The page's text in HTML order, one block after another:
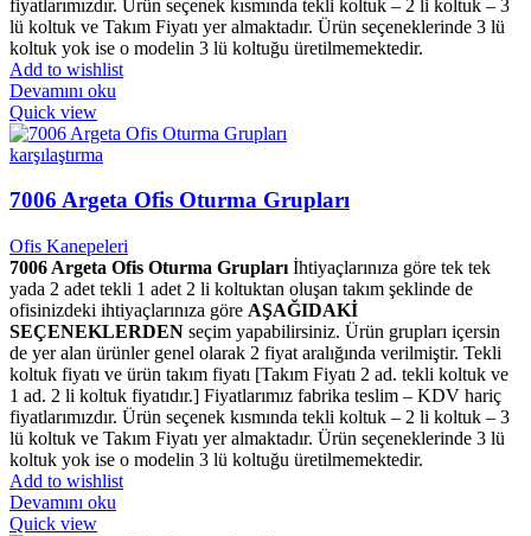
fiyatlarımızdır. Ürün seçenek kısmında tekli koltuk – 2 li koltuk – 3
lü koltuk ve Takım Fiyatı yer almaktadır. Ürün seçeneklerinde 3 lü
koltuk yok ise o modelin 3 lü koltuğu üretilmemektedir.
Add to wishlist
Devamını oku
Quick view
karşılaştırma
7006 Argeta Ofis Oturma Grupları
Ofis Kanepeleri
7006 Argeta Ofis Oturma Grupları İhtiyaçlarınıza göre tek tek
yada 2 adet tekli 1 adet 2 li koltuktan oluşan takım şeklinde de
ofisinizdeki ihtiyaçlarınıza göre AŞAĞIDAKİ
SEÇENEKLERDEN seçim yapabilirsiniz. Ürün grupları içersin
de yer alan ürünler genel olarak 2 fiyat aralığında verilmiştir. Tekli
koltuk fiyatı ve ürün takım fiyatı [Takım Fiyatı 2 ad. tekli koltuk ve
1 ad. 2 li koltuk fiyatıdır.] Fiyatlarımız fabrika teslim – KDV hariç
fiyatlarımızdır. Ürün seçenek kısmında tekli koltuk – 2 li koltuk – 3
lü koltuk ve Takım Fiyatı yer almaktadır. Ürün seçeneklerinde 3 lü
koltuk yok ise o modelin 3 lü koltuğu üretilmemektedir.
Add to wishlist
Devamını oku
Quick view